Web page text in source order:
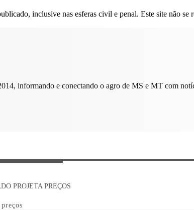
inclusive nas esferas civil e penal. Este site não
informando e conectando o agro de MS e MT com